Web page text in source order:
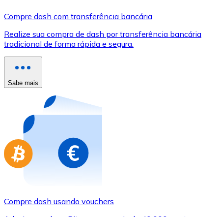
Use cartões Visa e Mastercard para comprar
Comprar com cartão
Compre cartões-presente das suas marcas favoritas
Ir para a loja de cartões-presente
Compre dash com transferência bancária
Realize sua compra de dash por transferência bancária
tradicional de forma rápida e segura.
Sabe mais
Compre dash usando vouchers